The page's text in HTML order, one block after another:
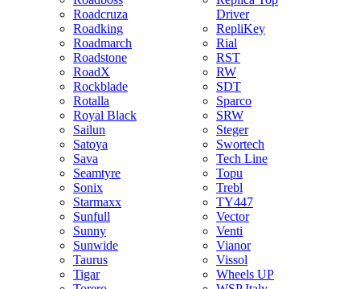
Roadcruza
Roadking
Roadmarch
Roadstone
RoadX
Rockblade
Rotalla
Royal Black
Sailun
Satoya
Sava
Seamtyre
Sonix
Starmaxx
Sunfull
Sunny
Sunwide
Taurus
Tigar
Driver
RepliKey
Rial
RST
RW
SDT
Sparco
SRW
Steger
Swortech
Tech Line
Topu
Trebl
TY447
Vector
Venti
Vianor
Vissol
Wheels UP